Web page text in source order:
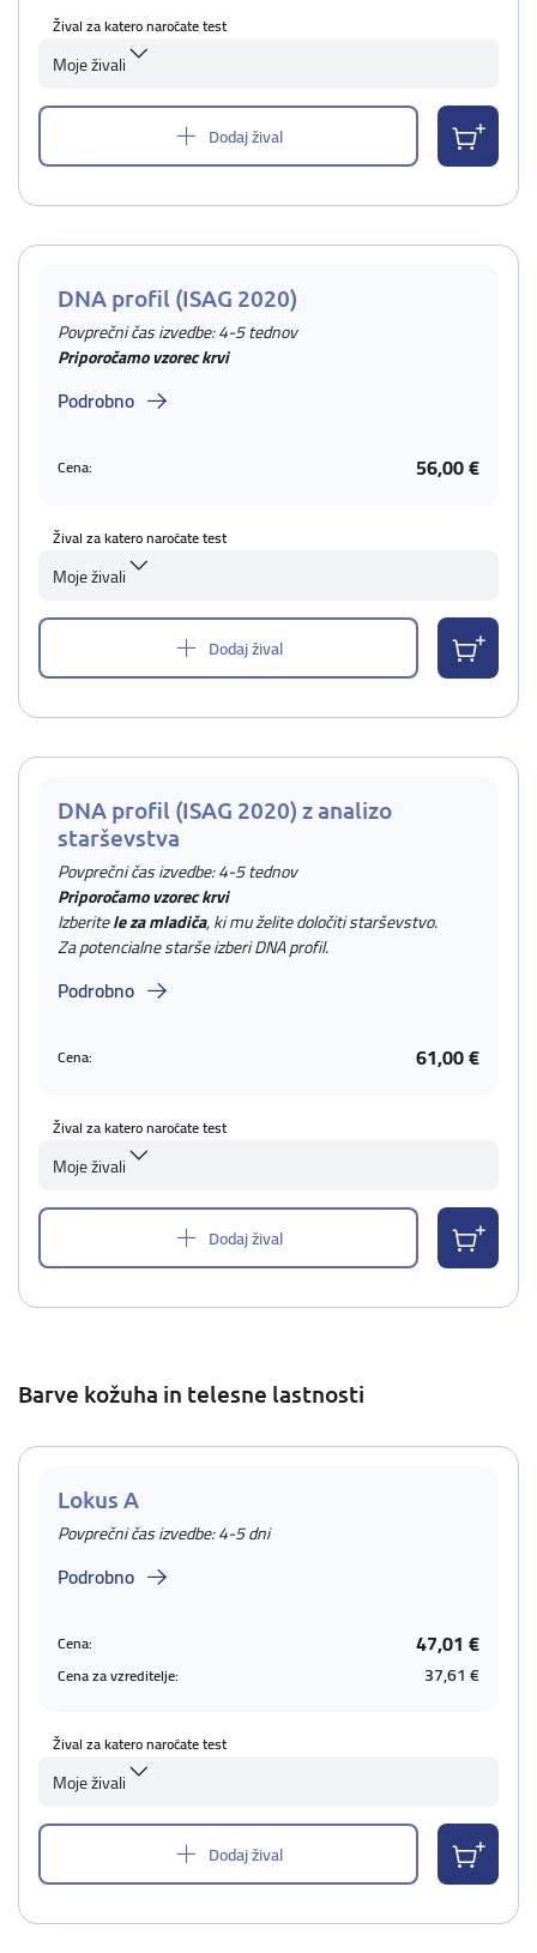
Žival za katero naročate test
Moje živali
Dodaj žival
DNA profil (ISAG 2020)
Povprečni čas izvedbe: 4-5 tednov
Priporočamo vzorec krvi
Podrobno
Cena: 56,00 €
Žival za katero naročate test
Moje živali
Dodaj žival
DNA profil (ISAG 2020) z analizo
starševstva
Povprečni čas izvedbe: 4-5 tednov
Priporočamo vzorec krvi
Izberitele za mladiča, ki mu želite določiti starševstvo.
Za potencialne starše izberi DNA profil.
Podrobno
Cena: 61,00 €
Žival za katero naročate test
Moje živali
Dodaj žival
Barve kožuha in telesne lastnosti
Lokus A
Povprečni čas izvedbe: 4-5 dni
Podrobno
Cena: 47,01 €
Cena za vzreditelje: 37,61 €
Žival za katero naročate test
Moje živali
Dodaj žival